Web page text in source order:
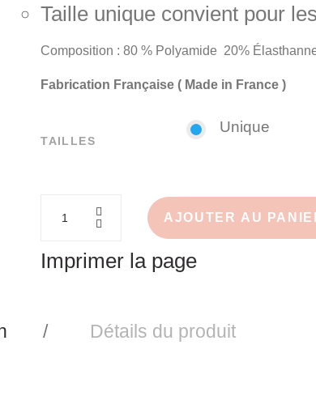
Taille unique convient pour
Composition : 80 % Polyamide 20%
Fabrication Française ( Made in France )
TAILLES
Unique
AJOUTER AU
Imprimer la page
Détails du produit